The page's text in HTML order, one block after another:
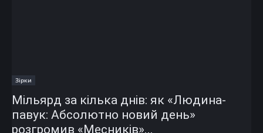
Зірки
Мільярд за кілька днів: як «Людина-
павук: Абсолютно новий день»
розгромив «Месників»...